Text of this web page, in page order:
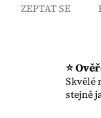
ZEPTAT SE
⭐
Skvělé
stejně